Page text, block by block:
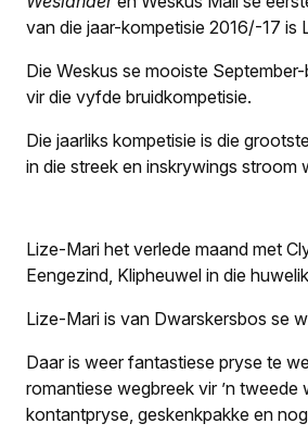
van die jaar-kompetisie 2016/-17 is
Die Weskus se mooiste
vir die vyfde bruidkompetisie.
Die jaarliks kompetisie is die
in die streek en inskrywings stroom
Lize-Mari het verlede maand met
Eengezind, Klipheuwel in die
Lize-Mari is van Dwarskersbos se
Daar is weer fantastiese pryse te
romantiese wegbreek vir ’n tweede
kontantpryse, geskenkpakke en